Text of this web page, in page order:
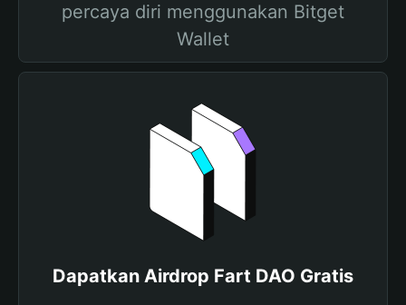
percaya diri menggunakan Bitget
Wallet
Dapatkan Airdrop Fart DAO Gratis